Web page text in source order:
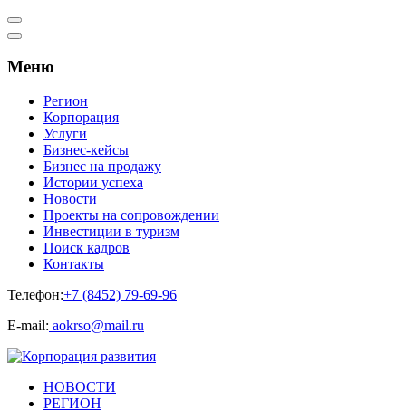
Меню
Регион
Корпорация
Услуги
Бизнес-кейсы
Бизнес на продажу
Истории успеха
Новости
Проекты на сопровождении
Инвестиции в туризм
Поиск кадров
Контакты
Телефон:+7 (8452) 79-69-96
Е-mail: aokrso@mail.ru
НОВОСТИ
РЕГИОН